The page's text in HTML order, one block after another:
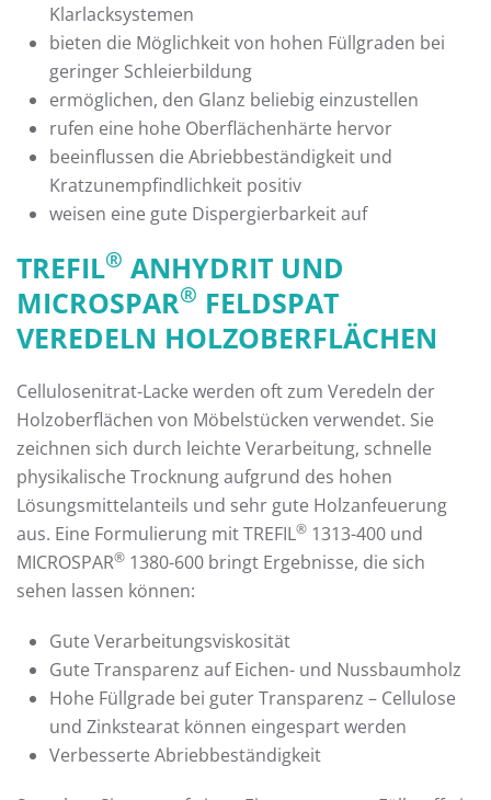
Klarlacksystemen
bieten die Möglichkeit von hohen Füllgraden bei
geringer Schleierbildung
ermöglichen, den Glanz beliebig einzustellen
rufen eine hohe Oberflächenhärte hervor
beeinflussen die Abriebbeständigkeit und
Kratzunempfindlichkeit positiv
weisen eine gute Dispergierbarkeit auf
TREFIL® ANHYDRIT UND
MICROSPAR® FELDSPAT
VEREDELN HOLZOBERFLÄCHEN
Cellulosenitrat-Lacke werden oft zum Veredeln der
Holzoberflächen von Möbelstücken verwendet. Sie
zeichnen sich durch leichte Verarbeitung, schnelle
physikalische Trocknung aufgrund des hohen
Lösungsmittelanteils und sehr gute Holzanfeuerung
aus. Eine Formulierung mit TREFIL® 1313-400 und
MICROSPAR® 1380-600 bringt Ergebnisse, die sich
sehen lassen können:
Gute Verarbeitungsviskosität
Gute Transparenz auf Eichen- und Nussbaumholz
Hohe Füllgrade bei guter Transparenz – Cellulose
und Zinkstearat können eingespart werden
Verbesserte Abriebbeständigkeit